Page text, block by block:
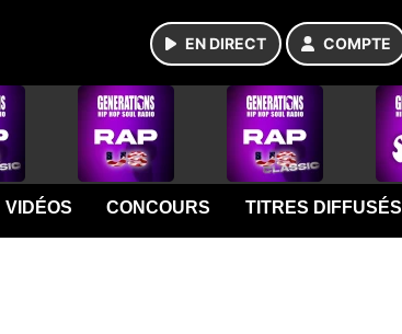
EN DIRECT COMPTE
VIDÉOS CONCOURS TITRES DIFFUSÉS